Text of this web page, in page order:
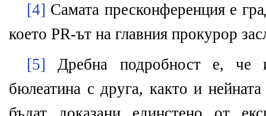
[4] Самата пресконференция е
което PR-ът на главния прокурор
[5] Дребна подробност е, че
бюлеатина с друга, както и